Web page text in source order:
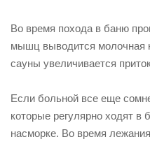
Во время похода в баню
мышц выводится молочная
сауны увеличивается
Если больной все еще
которые регулярно ходят
насморке. Во время